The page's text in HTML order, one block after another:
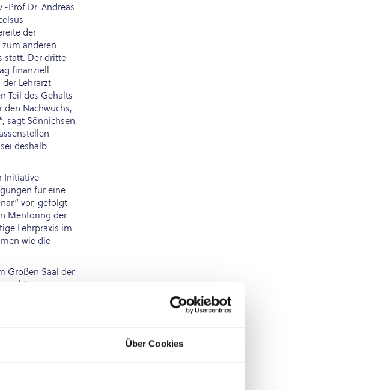
Über Cookies
Prof Dr. Andreas
der
anderen
statt. Der dritte
finanziell
Lehrarzt
Teil des Gehalts
Nachwuchs,
sagt Sönnichsen,
deshalb
Initiative
für eine
vor, gefolgt
Mentoring der
Lehrpraxis im
wie die
Großen Saal der
bitte an
Ausbildung